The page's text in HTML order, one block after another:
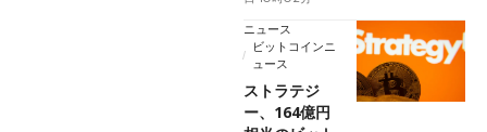
ニュース
ビットコインニ
ュース
ストラテジ
ー、164億円